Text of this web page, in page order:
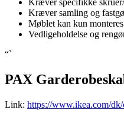
Kræver specifikke
Kræver samling og
Møblet kan kun
Vedligeholdelse og
“`
PAX
Link: https://www.ikea.com/